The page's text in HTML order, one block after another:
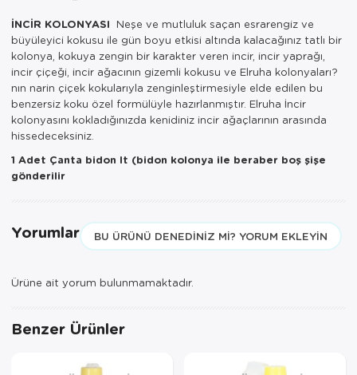
İNCİR KOLONYASI Neşe ve mutluluk saçan esrarengiz ve
büyüleyici kokusu ile gün boyu etkisi altında kalacağınız tatlı bir
kolonya, kokuya zengin bir karakter veren incir, incir yaprağı,
incir çiçeği, incir ağacının gizemli kokusu ve Elruha kolonyaları?
nın narin çiçek kokularıyla zenginleştirmesiyle elde edilen bu
benzersiz koku özel formülüyle hazırlanmıştır. Elruha İncir
kolonyasını kokladığınızda kenidiniz incir ağaçlarının arasında
hissedeceksiniz.
1 Adet Çanta bidon lt (bidon kolonya ile beraber boş şişe
gönderilir
Yorumlar BU ÜRÜNÜ DENEDINIZ MI? YORUM EKLEYIN
Ürüne ait yorum bulunmamaktadır.
Benzer Ürünler